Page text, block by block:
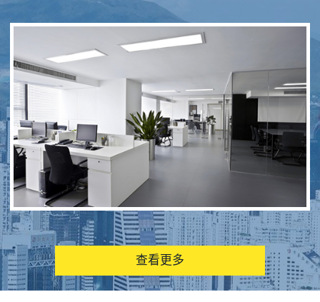
图书馆RFID电子标签管理系统
查看更多